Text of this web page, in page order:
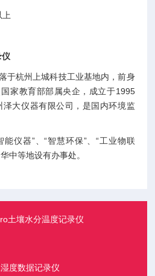
仪
于杭州上城科技工业基地内，前身
家教育部部属央企，成立于1995
大仪器有限公司，是国内环境监
能仪器”、“智慧环保”、“工业物联
中等地设有办事处。
土壤水分温度记录仪
度数据记录仪